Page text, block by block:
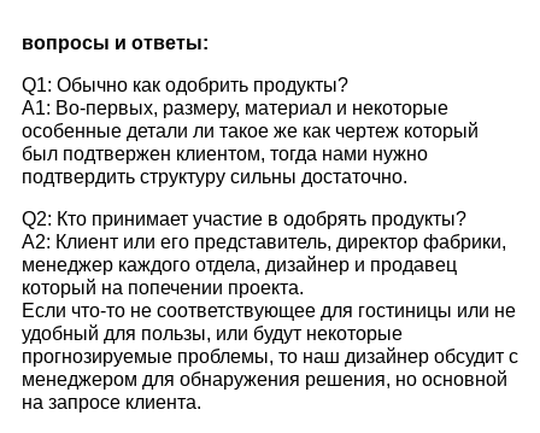
вопросы и ответы:
Q1: Обычно как одобрить продукты?
A1: Во-первых, размеру, материал и некоторые
особенные детали ли такое же как чертеж который
был подтвержен клиентом, тогда нами нужно
подтвердить структуру сильны достаточно.
Q2: Кто принимает участие в одобрять продукты?
A2: Клиент или его представитель, директор фабрики,
менеджер каждого отдела, дизайнер и продавец
который на попечении проекта.
Если что-то не соответствующее для гостиницы или не
удобный для пользы, или будут некоторые
прогнозируемые проблемы, то наш дизайнер обсудит с
менеджером для обнаружения решения, но основной
на запросе клиента.